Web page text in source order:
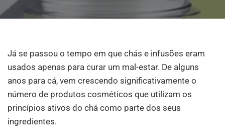
Já se passou o tempo em que chás e infusões eram
usados apenas para curar um mal-estar. De alguns
anos para cá, vem crescendo significativamente o
número de produtos cosméticos que utilizam os
princípios ativos do chá como parte dos seus
ingredientes.